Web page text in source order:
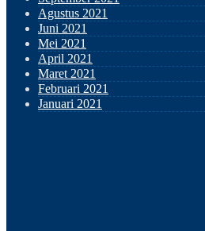
Agustus 2021
Juni 2021
Mei 2021
April 2021
Maret 2021
Februari 2021
Januari 2021